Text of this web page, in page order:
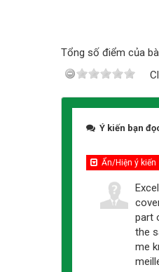
Tổng số điểm của
Ý kiến bạn
Ẩn/Hiện ý kiến
part
the
me